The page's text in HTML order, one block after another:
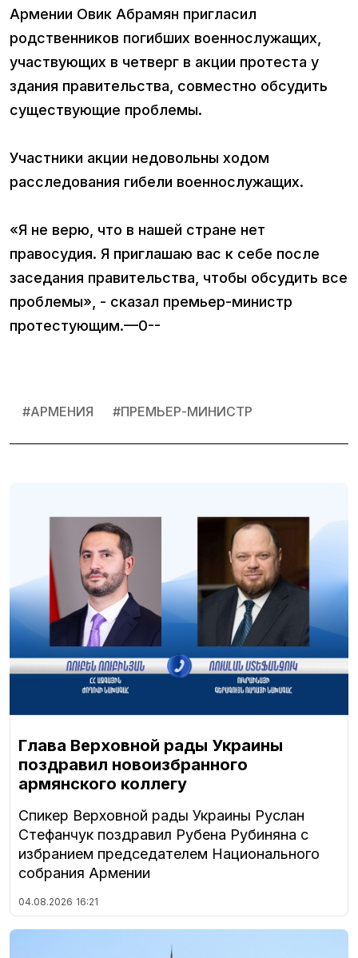
Армении Овик Абрамян пригласил
родственников погибших военнослужащих,
участвующих в четверг в акции протеста у
здания правительства, совместно обсудить
существующие проблемы.
Участники акции недовольны ходом
расследования гибели военнослужащих.
«Я не верю, что в нашей стране нет
правосудия. Я приглашаю вас к себе после
заседания правительства, чтобы обсудить все
проблемы», - сказал премьер-министр
протестующим.—0--
#АРМЕНИЯ #ПРЕМЬЕР-МИНИСТР
Глава Верховной рады Украины
поздравил новоизбранного
армянского коллегу
Спикер Верховной рады Украины Руслан
Стефанчук поздравил Рубена Рубиняна с
избранием председателем Национального
собрания Армении
04.08.2026 16:21